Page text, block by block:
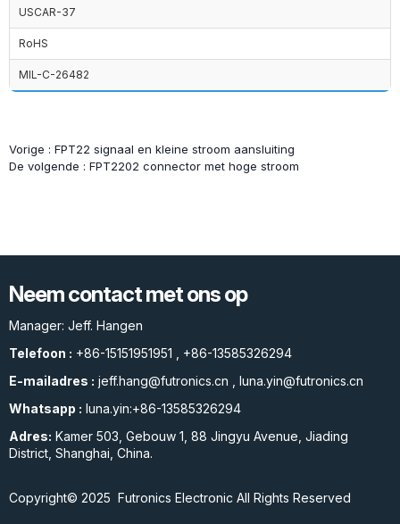
USCAR-37
RoHS
MIL-C-26482
Vorige : FPT22 signaal en kleine stroom aansluiting
De volgende : FPT2202 connector met hoge stroom
Neem contact met ons op
Manager: Jeff. Hangen
Telefoon : +86-15151951951
+86-13585326294
E-mailadres : jeff.hang@futronics.cn
luna.yin@futronics.cn
Whatsapp : luna.yin:+86-13585326294
Adres: Kamer 503, Gebouw 1, 88 Jingyu Avenue, Jiading
District, Shanghai, China.
Copyright© 2025 Futronics Electronic All Rights Reserved